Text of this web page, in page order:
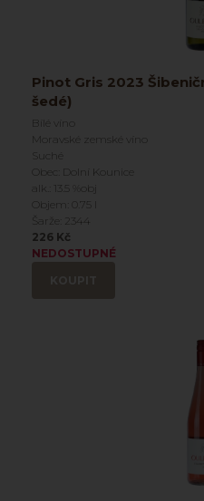
Pinot Gris 2023
šedé)
Bílé víno
Moravské zemské víno
Suché
Obec: Dolní Kounice
alk.: 13.5 %obj
Objem: 0.75 l
Šarže: 2344
226 Kč
NEDOSTUPNÉ